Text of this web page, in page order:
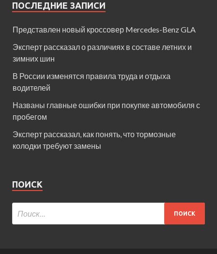
ПОСЛЕДНИЕ ЗАПИСИ
Представлен новый кроссовер Mercedes-Benz GLA
Эксперт рассказал о различиях в составе летних и
зимних шин
В России изменятся правила труда и отдыха
водителей
Названы главные ошибки при покупке автомобиля с
пробегом
Эксперт рассказал, как понять, что тормозные
колодки требуют замены
ПОИСК